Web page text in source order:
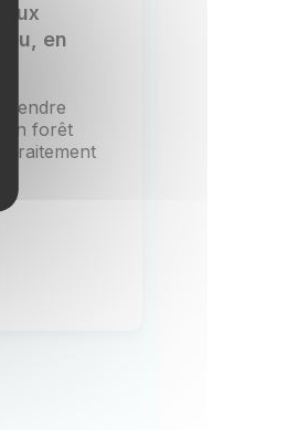
en
en forêt
traitement